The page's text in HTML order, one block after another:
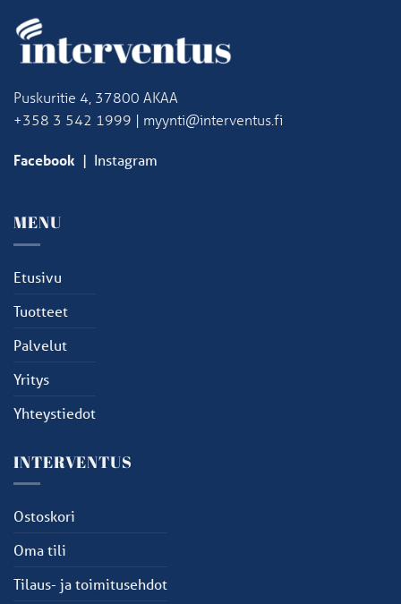
Puskuritie 4, 37800 AKAA
+358 3 542 1999 | myynti@interventus.fi
Facebook | Instagram
MENU
Etusivu
Tuotteet
Palvelut
Yritys
Yhteystiedot
INTERVENTUS
Ostoskori
Oma tili
Tilaus- ja toimitusehdot